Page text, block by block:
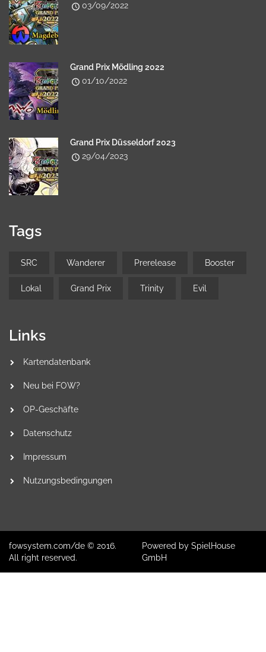
03/09/2022
Grand Prix Mödling 2022
01/10/2022
Grand Prix Düsseldorf 2023
29/04/2023
Tags
SRC Wanderer Prerelease Booster
Lokal Grand Prix Trinity Evil
Links
Kartendatenbank
Neu bei FOW?
OP-Geschäfte
Datenschutz
Impressum
Nutzungsbedingungen
fowsystem.com/de © 2016.
All right reserved.
Powered by SpielHouse
GmbH